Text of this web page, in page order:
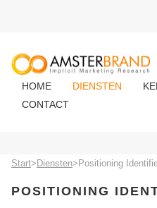
HOME DIENSTEN
CONTACT
Start> Diensten> Positioning
POSITIONING